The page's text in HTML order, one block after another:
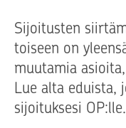
Sijoitusten
toiseen on
muutamia
Lue alta eduista,
sijoituksesi OP:lle.